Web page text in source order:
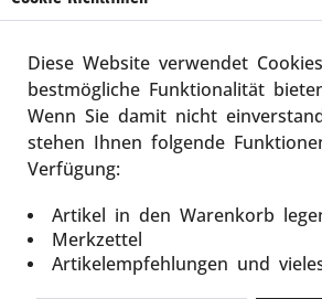
Rechtliches
Newsletter
* Alle Preise inkl. gesetzl. Mehrwertsteuer
ggf. Nachnahmegebühren, wenn nicht
Diese Website verwendet
bestmögliche Funktionalität
Wenn Sie damit nicht
stehen Ihnen folgende
Verfügung:
Artikel in den Warenkorb
Merkzettel
Artikelempfehlungen und